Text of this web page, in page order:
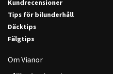
Kundrecensioner
Tips för bilunderhåll
Däcktips
Fälgtips
Om Vianor